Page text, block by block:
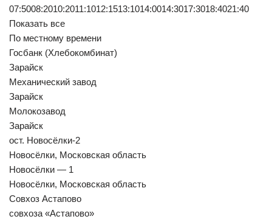
07:5008:2010:2011:1012:1513:1014:0014:3017:3018:4021:40
Показать все
По местному времени
Госбанк (Хлебокомбинат)
Зарайск
Механический завод
Зарайск
Молокозавод
Зарайск
ост. Новосёлки-2
Новосёлки, Московская область
Новосёлки — 1
Новосёлки, Московская область
Совхоз Астапово
совхоза «Астапово»